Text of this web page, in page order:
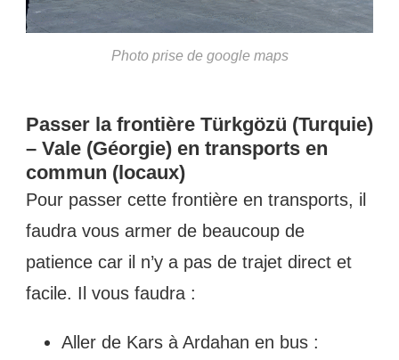
Photo prise de google maps
Passer la frontière Türkgözü (Turquie)
– Vale (Géorgie) en transports en
commun (locaux)
Pour passer cette frontière en transports, il
faudra vous armer de beaucoup de
patience car il n’y a pas de trajet direct et
facile. Il vous faudra :
Aller de Kars à Ardahan en bus :